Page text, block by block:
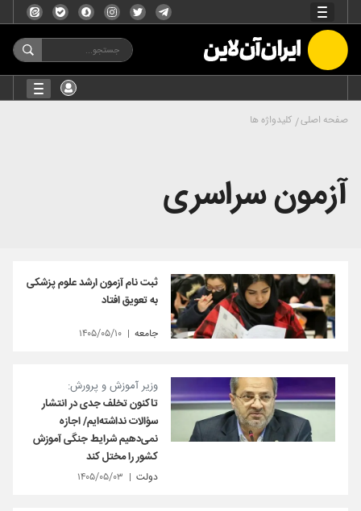
صفحه اصلی کلیدواژه ها
آزمون سراسری
ثبت نام آزمون ارشد علوم پزشکی
به تعویق افتاد
جامعه ۱۴۰۵/۰۵/۱۰
وزیر آموزش و پرورش:
تاکنون تخلف جدی در انتشار
سؤالات نداشته‌ایم/ اجازه
نمی‌دهیم شرایط جنگی آموزش
کشور را مختل کند
دولت ۱۴۰۵/۰۵/۰۳